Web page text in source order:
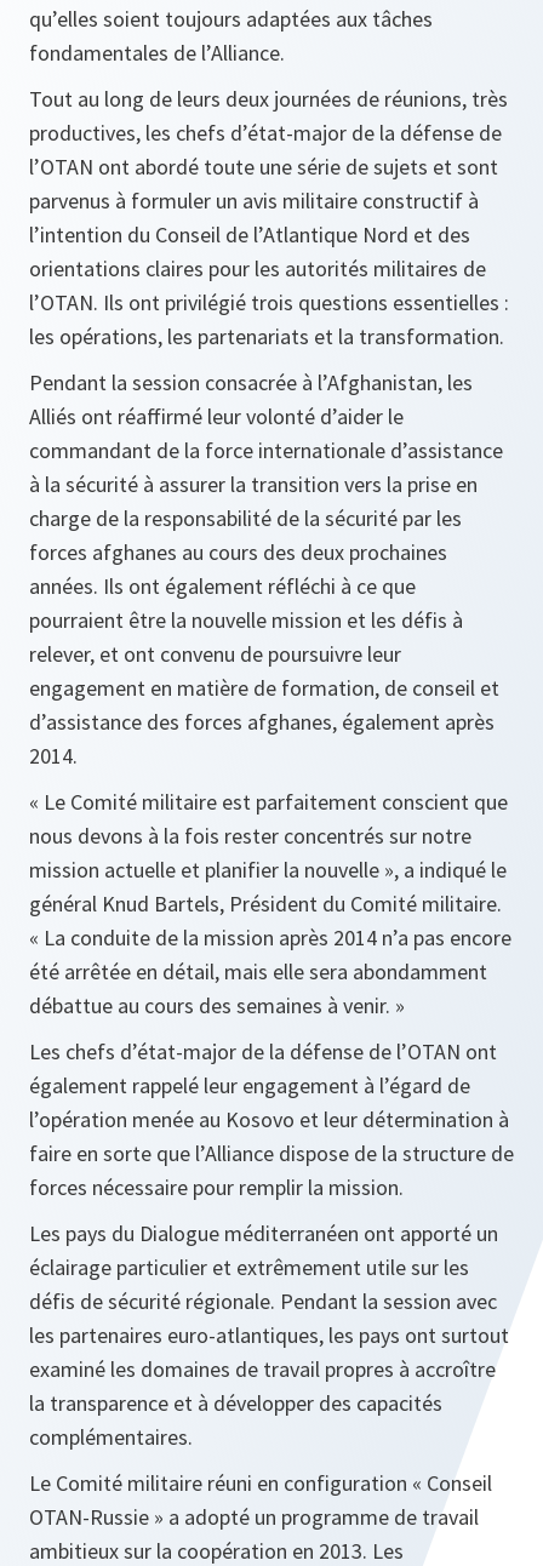
qu’elles soient toujours adaptées aux tâches
fondamentales de l’Alliance.
Tout au long de leurs deux journées de réunions, très
productives, les chefs d’état-major de la défense de
l’OTAN ont abordé toute une série de sujets et sont
parvenus à formuler un avis militaire constructif à
l’intention du Conseil de l’Atlantique Nord et des
orientations claires pour les autorités militaires de
l’OTAN. Ils ont privilégié trois questions essentielles :
les opérations, les partenariats et la transformation.
Pendant la session consacrée à l’Afghanistan, les
Alliés ont réaffirmé leur volonté d’aider le
commandant de la force internationale d’assistance
à la sécurité à assurer la transition vers la prise en
charge de la responsabilité de la sécurité par les
forces afghanes au cours des deux prochaines
années. Ils ont également réfléchi à ce que
pourraient être la nouvelle mission et les défis à
relever, et ont convenu de poursuivre leur
engagement en matière de formation, de conseil et
d’assistance des forces afghanes, également après
2014.
« Le Comité militaire est parfaitement conscient que
nous devons à la fois rester concentrés sur notre
mission actuelle et planifier la nouvelle », a indiqué le
général Knud Bartels, Président du Comité militaire.
« La conduite de la mission après 2014 n’a pas encore
été arrêtée en détail, mais elle sera abondamment
débattue au cours des semaines à venir. »
Les chefs d’état-major de la défense de l’OTAN ont
également rappelé leur engagement à l’égard de
l’opération menée au Kosovo et leur détermination à
faire en sorte que l’Alliance dispose de la structure de
forces nécessaire pour remplir la mission.
Les pays du Dialogue méditerranéen ont apporté un
éclairage particulier et extrêmement utile sur les
défis de sécurité régionale. Pendant la session avec
les partenaires euro-atlantiques, les pays ont surtout
examiné les domaines de travail propres à accroître
la transparence et à développer des capacités
complémentaires.
Le Comité militaire réuni en configuration « Conseil
OTAN-Russie » a adopté un programme de travail
ambitieux sur la coopération en 2013. Les